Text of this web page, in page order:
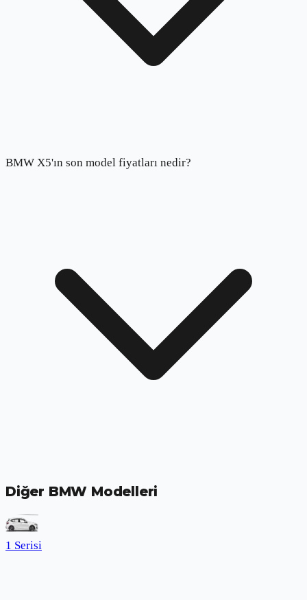
BMW X5'ın son model fiyatları nedir?
Diğer BMW Modelleri
1 Serisi